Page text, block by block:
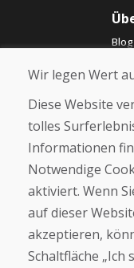
Blog
E-
Wir legen Wert
Diese Website
tolles
Informationen
Notwendige
aktiviert. Wenn
auf dieser
akzeptieren,
Schaltfläche